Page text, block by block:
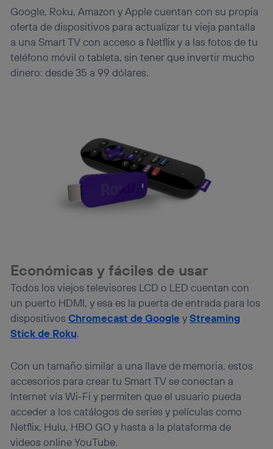
Google, Roku, Amazon y Apple cuentan con su propia
oferta de dispositivos para actualizar tu vieja pantalla
a una Smart TV con acceso a Netflix y a las fotos de tu
teléfono móvil o tableta, sin tener que invertir mucho
dinero: desde 35 a 99 dólares.
Económicas y fáciles de usar
Todos los viejos televisores LCD o LED cuentan con
un puerto HDMI, y esa es la puerta de entrada para los
dispositivosChromecast de GoogleyStreaming
Stick de Roku.
Con un tamaño similar a una llave de memoria, estos
accesorios para crear tu Smart TV se conectan a
Internet vía Wi-Fi y permiten que el usuario pueda
acceder a los catálogos de series y películas como
Netflix, Hulu, HBO GO y hasta a la plataforma de
videos online YouTube.
(p. ej., número de teléfono móvil).
Este identificador se asigna a la conexión de internet, por
lo que cualquier persona que conecte su dispositivo y
consienta el uso de la tecnología recibirá el mismo
identificador. Típicamente:
personalizado, ya que se basará únicamente en la
navegación del usuario del móvil.
Puedes gestionar los consentimientos Utiq seleccionando
“Administrar Utiq” en la parte inferior de esta página web o
portal de privacidad de Utiq
(“consenthub”). Para más información, consulta